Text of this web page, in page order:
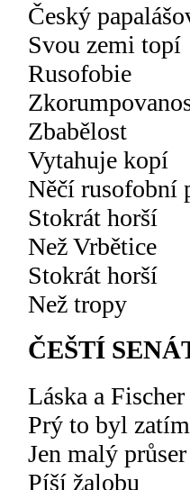
Český
Svou zemi topí
Rusofobie
Zbabělost
Vytahuje kopí
Něčí rusofobní
Stokrát horší
Než Vrbětice
Stokrát horší
Než tropy
ČEŠTÍ
Láska a Fischer
Prý to byl zatím
Jen malý průser
Píší žalobu